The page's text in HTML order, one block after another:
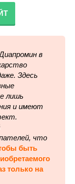
в
Здесь
лишь
и имеют
что
быть
только на